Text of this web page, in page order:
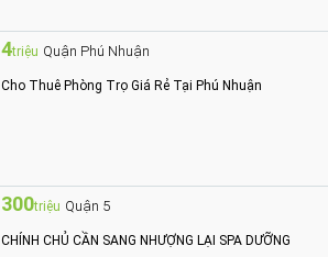
4triệu Quận Phú Nhuận
Cho Thuê Phòng Trọ Giá Rẻ Tại Phú Nhuận
300triệu Quận 5
CHÍNH CHỦ CẦN SANG NHƯỢNG LẠI SPA DƯỠNG